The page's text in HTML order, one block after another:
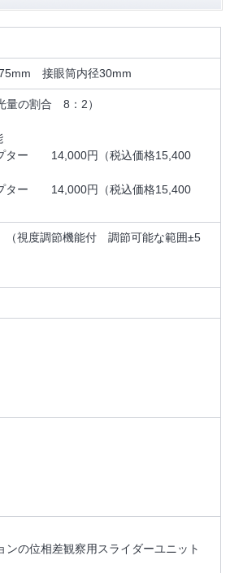
接眼筒内径30mm
量の割合 8：2）
ー 14,000円（税込価格15,400
ター 14,000円（税込価格15,400
（視度調節機能付 調節可能な範囲±5
の位相差観察用スライダーユニット